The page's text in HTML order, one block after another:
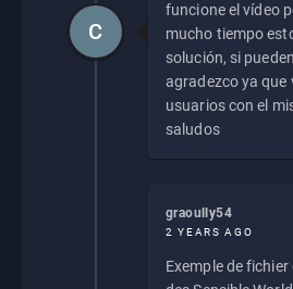
funcione el vídeo
mucho tiempo
solución, si
agradezco ya que
usuarios con el
saludos
C
graoully54
2 YEARS AGO
Exemple de